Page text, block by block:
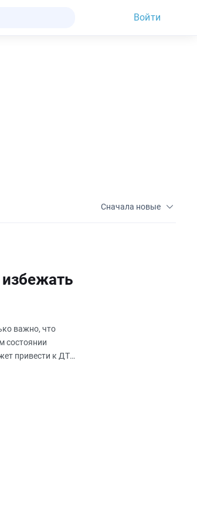
Войти
Сначала новые
важно, что
состоянии
привести к ДТП.